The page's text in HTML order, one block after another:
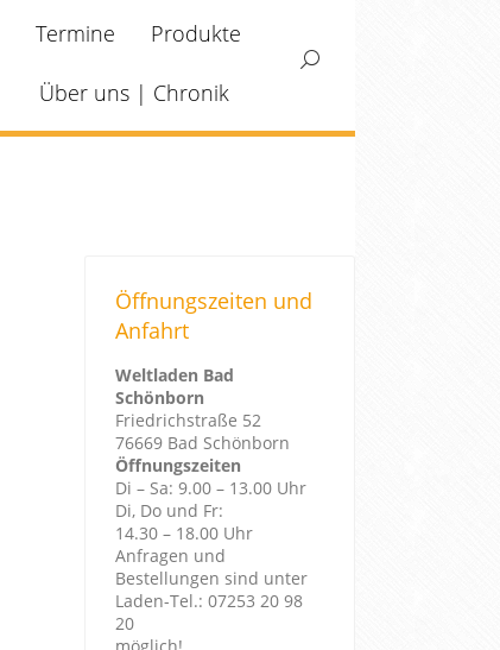
Termine Produkte
Über uns | Chronik
Search:
Öffnungszeiten und
Anfahrt
Weltladen Bad
Schönborn
Friedrichstraße 52
76669 Bad Schönborn
Öffnungszeiten
Di – Sa: 9.00 – 13.00 Uhr
Di, Do und Fr:
14.30 – 18.00 Uhr
Anfragen und
Bestellungen sind unter
Laden-Tel.: 07253 20 98
20